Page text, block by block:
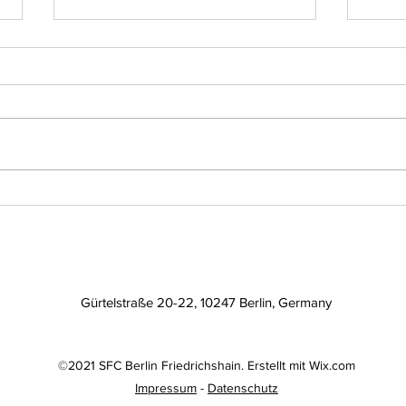
Einladung zur
Wahl zum Vorstand 2025.
Berichte der Abteilungen
Liebe
Gürtelstraße 20-22, 10247 Berlin, Germany
©2021 SFC Berlin Friedrichshain. Erstellt mit Wix.com
Impressum - Datenschutz